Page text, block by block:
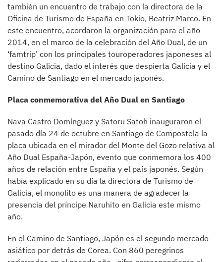
también un encuentro de trabajo con la directora de la
Oficina de Turismo de España en Tokio, Beatriz Marco. En
este encuentro, acordaron la organización para el año
2014, en el marco de la celebración del Año Dual, de un
‘famtrip’ con los principales touroperadores japoneses al
destino Galicia, dado el interés que despierta Galicia y el
Camino de Santiago en el mercado japonés.
Placa conmemorativa del Año Dual en Santiago
Nava Castro Domínguez y Satoru Satoh inauguraron el
pasado día 24 de octubre en Santiago de Compostela la
placa ubicada en el mirador del Monte del Gozo relativa al
Año Dual España-Japón, evento que conmemora los 400
años de relación entre España y el país japonés. Según
había explicado en su día la directora de Turismo de
Galicia, el monolito es una manera de agradecer la
presencia del príncipe Naruhito en Galicia este mismo
año.
En el Camino de Santiago, Japón es el segundo mercado
asiático por detrás de Corea. Con 860 peregrinos